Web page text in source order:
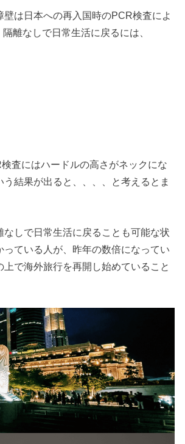
は日本への再入国時のPCR検査によ
離なしで日常生活に戻るには、
査にはハードルの高さがネックにな
結果が出ると、、、、と考えるとま
しで日常生活に戻ることも可能な状
ている人が、昨年の数倍になってい
で海外旅行を再開し始めていること